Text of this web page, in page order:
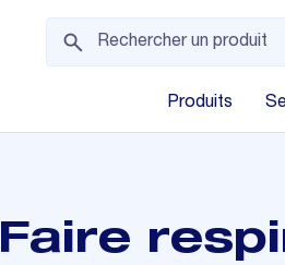
Produits
Faire